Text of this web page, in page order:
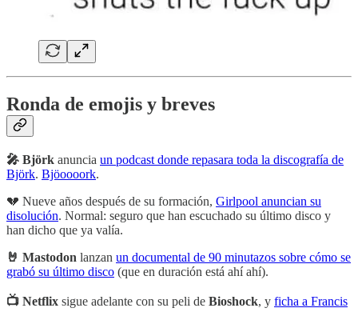
Ronda de emojis y breves
🎤 Björk anuncia un podcast donde repasara toda la discografía de
Björk. Bjöoooork.
💔 Nueve años después de su formación, Girlpool anuncian su
disolución. Normal: seguro que han escuchado su último disco y
han dicho que ya valía.
🤘 Mastodon lanzan un documental de 90 minutazos sobre cómo se
grabó su último disco (que en duración está ahí ahí).
📺 Netflix sigue adelante con su peli de Bioshock, y ficha a Francis